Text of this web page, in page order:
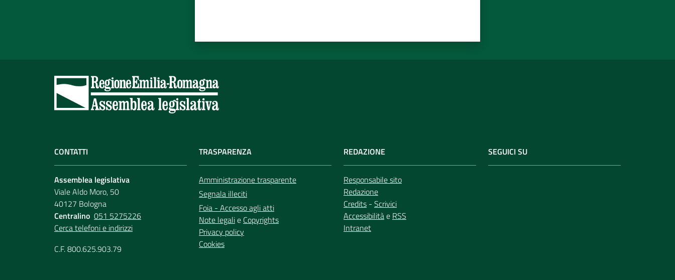
CONTATTI
Assemblea legislativa
Viale Aldo Moro, 50
40127 Bologna
Centralino 051 5275226
Cerca telefoni e indirizzi
C.F. 800.625.903.79
TRASPARENZA
Amministrazione trasparente
Segnala illeciti
Foia - Accesso agli atti
Note legalie Copyrights
Privacy policy
Cookies
REDAZIONE
Responsabile sito
Redazione
Credits - Scrivici
Accessibilitàe RSS
Intranet
SEGUICI SU